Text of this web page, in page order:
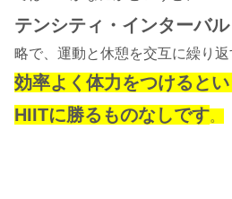
テンシティ・インターバル
略で、運動と休憩を交互に繰り返
効率よく体力をつけると
HIITに勝るものなしです。